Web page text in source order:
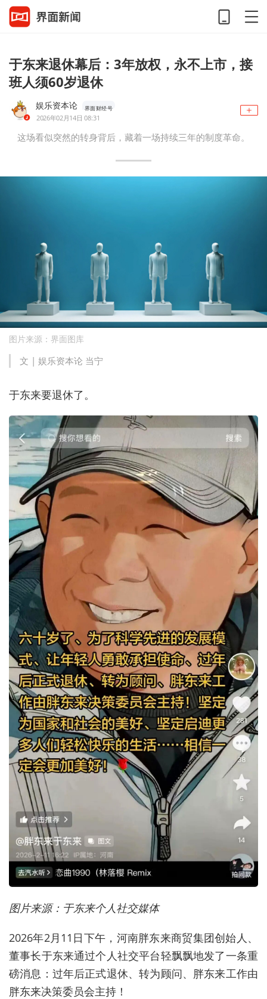
于东来退休幕后：3年放权，永不上市，接
班人须60岁退休
娱乐资本论 界面财经号
2026年02月14日 08:31
这场看似突然的转身背后，藏着一场持续三年的制度革命。
图片来源：界面图库
文 | 娱乐资本论 当宁
于东来要退休了。
图片来源：于东来个人社交媒体
2026年2月11日下午，河南胖东来商贸集团创始人、
董事长于东来通过个人社交平台轻飘飘地发了一条重
磅消息：过年后正式退休、转为顾问、胖东来工作由
胖东来决策委员会主持！